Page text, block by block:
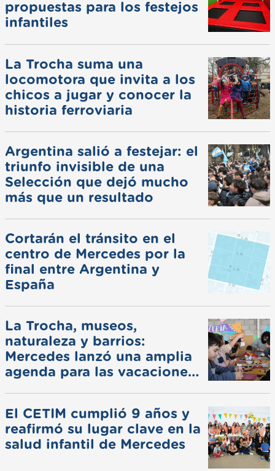
propuestas para los festejos
infantiles
La Trocha suma una
locomotora que invita a los
chicos a jugar y conocer la
historia ferroviaria
Argentina salió a festejar: el
triunfo invisible de una
Selección que dejó mucho
más que un resultado
Cortarán el tránsito en el
centro de Mercedes por la
final entre Argentina y
España
La Trocha, museos,
naturaleza y barrios:
Mercedes lanzó una amplia
agenda para las vacaciones
El CETIM cumplió 9 años y
reafirmó su lugar clave en la
salud infantil de Mercedes